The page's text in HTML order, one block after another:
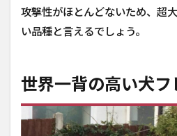
を
目
指
ディ
4
攻撃性がほとんどないため、超
い品種と言えるでしょう。
世界一背の高い犬フ